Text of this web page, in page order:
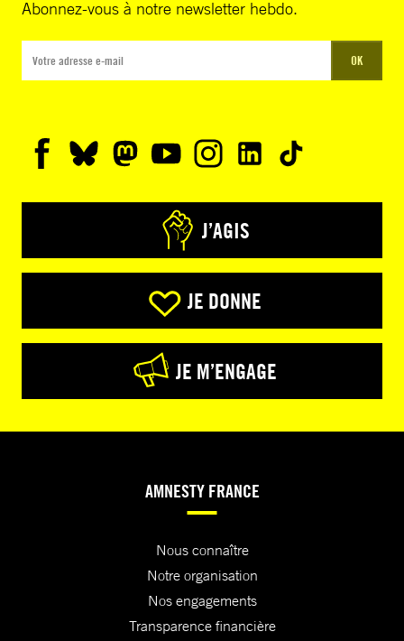
Abonnez-vous à notre newsletter hebdo.
OK
J’AGIS
JE DONNE
JE M’ENGAGE
AMNESTY FRANCE
Nous connaître
Notre organisation
Nos engagements
Transparence financière